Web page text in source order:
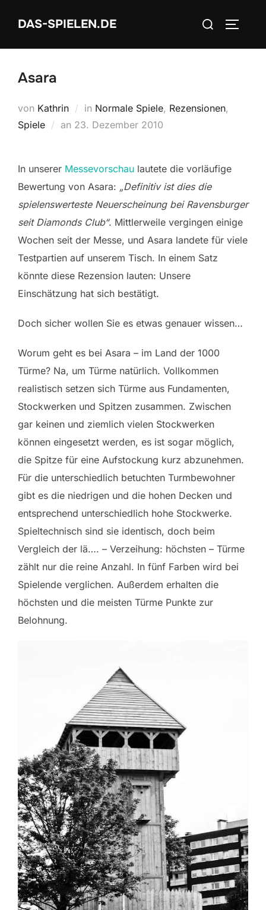
InhaltDAS-SPIELEN.DE
Suchen
Asara
von Kathrin in Normale Spiele, Rezensionen,
Spiele
an Veröffentlicht
23. Dezember 2010
In unserer Messevorschau lautete die vorläufige
Bewertung von Asara: „Definitiv ist dies die
spielenswerteste Neuerscheinung bei Ravensburger
seit Diamonds Club“. Mittlerweile vergingen einige
Wochen seit der Messe, und Asara landete für viele
Testpartien auf unserem Tisch. In einem Satz
könnte diese Rezension lauten: Unsere
Einschätzung hat sich bestätigt.
Doch sicher wollen Sie es etwas genauer wissen…
Worum geht es bei Asara – im Land der 1000
Türme? Na, um Türme natürlich. Vollkommen
realistisch setzen sich Türme aus Fundamenten,
Stockwerken und Spitzen zusammen. Zwischen
gar keinen und ziemlich vielen Stockwerken
können eingesetzt werden, es ist sogar möglich,
die Spitze für eine Aufstockung kurz abzunehmen.
Für die unterschiedlich betuchten Turmbewohner
gibt es die niedrigen und die hohen Decken und
entsprechend unterschiedlich hohe Stockwerke.
Spieltechnisch sind sie identisch, doch beim
Vergleich der lä…. – Verzeihung: höchsten – Türme
zählt nur die reine Anzahl. In fünf Farben wird bei
Spielende verglichen. Außerdem erhalten die
höchsten und die meisten Türme Punkte zur
Belohnung.